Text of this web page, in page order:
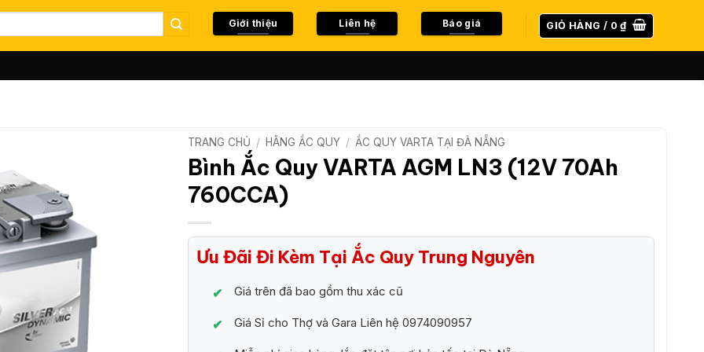
Giới thiệu Liên hệ Báo giá GIỎ HÀNG / 0₫
TRANG CHỦ / HÃNG ẮC QUY / ẮC QUY VARTA TẠI ĐÀ NẴNG
Bình Ắc Quy VARTA AGM LN3 (12V 70Ah
760CCA)
Ưu Đãi Đi Kèm Tại Ắc Quy Trung Nguyên
Giá trên đã bao gồm thu xác cũ
Giá Sỉ cho Thợ và Gara Liên hệ 0974090957